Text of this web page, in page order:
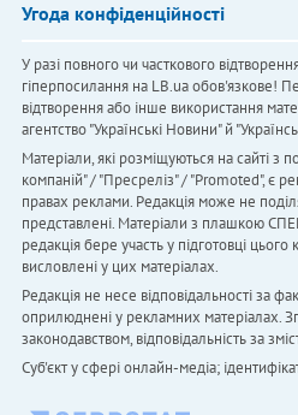
Угода конфіденційності
У разі повного чи часткового
гіперпосилання на LB.ua обов'язкове!
відтворення або інше використання
агентство "Українськi Новини" й
Матеріали, які розміщуються на сайті з
компаній" / "Пресреліз" / "Promoted", є
правах реклами. Редакція може не
представлені. Матеріали з плашкою
редакція бере участь у підготовці цього
висловлені у цих матеріалах.
Редакція не несе відповідальності за
оприлюднені у рекламних матеріалах.
законодавством, відповідальність за
Cуб'єкт у сфері онлайн-медіа;